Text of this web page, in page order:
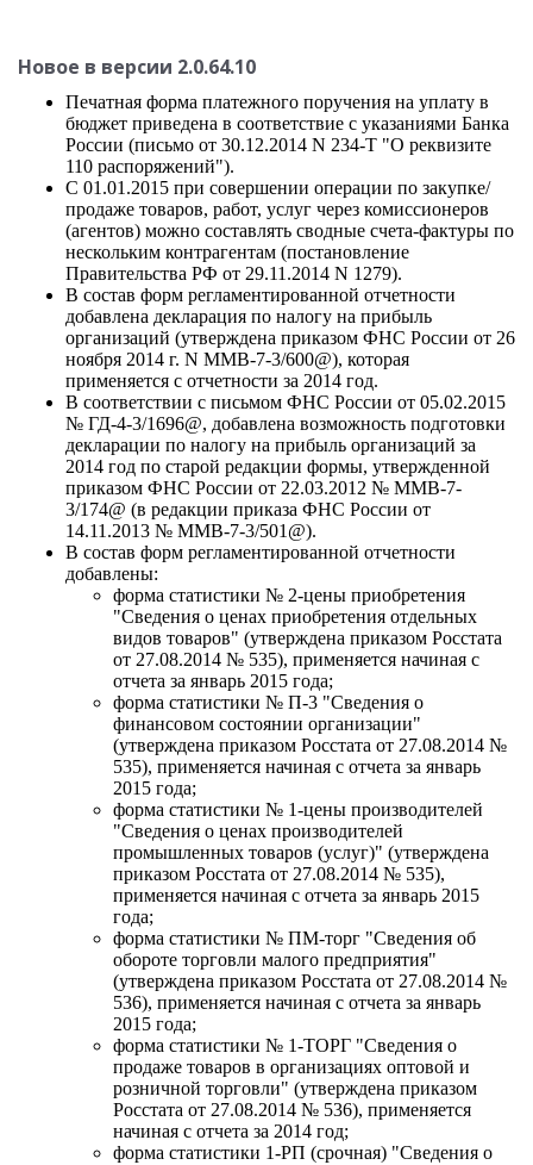
Новое в версии 2.0.64.10
Печатная форма платежного поручения на уплату в
бюджет приведена в соответствие с указаниями Банка
России (письмо от 30.12.2014 N 234-Т "О реквизите
110 распоряжений").
С 01.01.2015 при совершении операции по закупке/
продаже товаров, работ, услуг через комиссионеров
(агентов) можно составлять сводные счета-фактуры по
нескольким контрагентам (постановление
Правительства РФ от 29.11.2014 N 1279).
В состав форм регламентированной отчетности
добавлена декларация по налогу на прибыль
организаций (утверждена приказом ФНС России от 26
ноября 2014 г. N ММВ-7-3/600@), которая
применяется с отчетности за 2014 год.
В соответствии с письмом ФНС России от 05.02.2015
№ ГД-4-3/1696@, добавлена возможность подготовки
декларации по налогу на прибыль организаций за
2014 год по старой редакции формы, утвержденной
приказом ФНС России от 22.03.2012 № ММВ-7-
3/174@ (в редакции приказа ФНС России от
14.11.2013 № ММВ-7-3/501@).
В состав форм регламентированной отчетности
добавлены:
форма статистики № 2-цены приобретения
"Сведения о ценах приобретения отдельных
видов товаров" (утверждена приказом Росстата
от 27.08.2014 № 535), применяется начиная с
отчета за январь 2015 года;
форма статистики № П-3 "Сведения о
финансовом состоянии организации"
(утверждена приказом Росстата от 27.08.2014 №
535), применяется начиная с отчета за январь
2015 года;
форма статистики № 1-цены производителей
"Сведения о ценах производителей
промышленных товаров (услуг)" (утверждена
приказом Росстата от 27.08.2014 № 535),
применяется начиная с отчета за январь 2015
года;
форма статистики № ПМ-торг "Сведения об
обороте торговли малого предприятия"
(утверждена приказом Росстата от 27.08.2014 №
536), применяется начиная с отчета за январь
2015 года;
форма статистики № 1-ТОРГ "Сведения о
продаже товаров в организациях оптовой и
розничной торговли" (утверждена приказом
Росстата от 27.08.2014 № 536), применяется
начиная с отчета за 2014 год;
форма статистики 1-РП (срочная) "Сведения о